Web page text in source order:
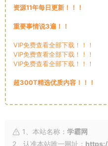
资源11年每日更新！！！
重要事情说3遍！！
VIP免费查看全部下载！！！
VIP免费查看全部下载！！！
VIP免费查看全部下载！！！
超300T精选优质内容！！！
1、本站名称： 学霸网
2、认准本站唯一网址：